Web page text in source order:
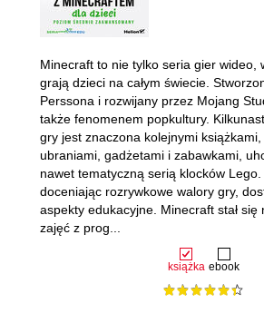
książka ebook
Minecraft to nie tylko seria gier wideo,
grają dzieci na całym świecie.
Perssona i rozwijany przez Mojang
także fenomenem popkultury.
gry jest znaczona kolejnymi książkami,
ubraniami, gadżetami i zabawkami,
nawet tematyczną serią klocków Lego.
doceniając rozrywkowe walory gry,
aspekty edukacyjne. Minecraft stał się
zajęć z prog...